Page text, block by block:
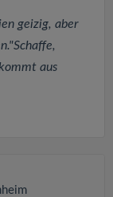
geizig, aber
aus